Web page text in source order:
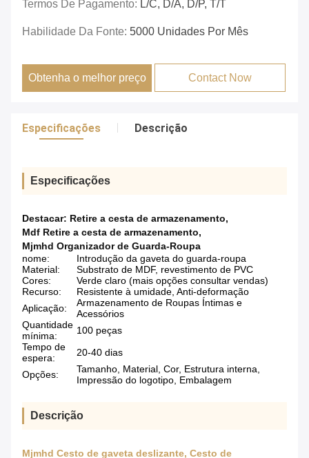
Termos De Pagamento: L/C, D/A, D/P, T/T
Habilidade Da Fonte: 5000 Unidades Por Mês
Obtenha o melhor preço Contact Now
Especificações Descrição
Especificações
Destacar: Retire a cesta de armazenamento,
Mdf Retire a cesta de armazenamento,
Mjmhd Organizador de Guarda-Roupa
nome:
Introdução da gaveta do guarda-roupa
Material:
Substrato de MDF, revestimento de PVC
Cores:
Verde claro (mais opções consultar vendas)
Recurso:
Resistente à umidade, Anti-deformação
Aplicação:
Armazenamento de Roupas Íntimas e
Acessórios
Quantidade
mínima:
100 peças
Tempo de
espera:
20-40 dias
Opções:
Tamanho, Material, Cor, Estrutura interna,
Impressão do logotipo, Embalagem
Descrição
Mjmhd Cesto de gaveta deslizante, Cesto de